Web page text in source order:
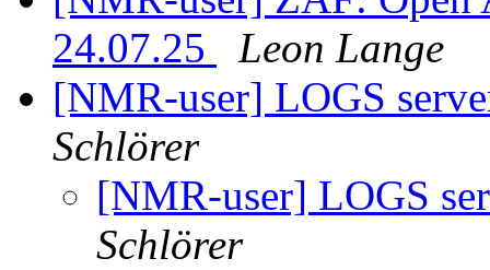
24.07.25
Leon Lange
[NMR-user] LOGS
Schlörer
[NMR-user] LOGS
Schlörer